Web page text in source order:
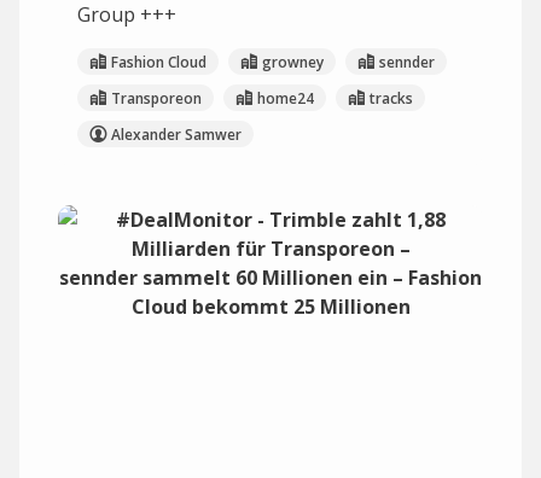
Group +++
Fashion Cloud growney
sennder
Transporeon
home24
tracks
Alexander Samwer